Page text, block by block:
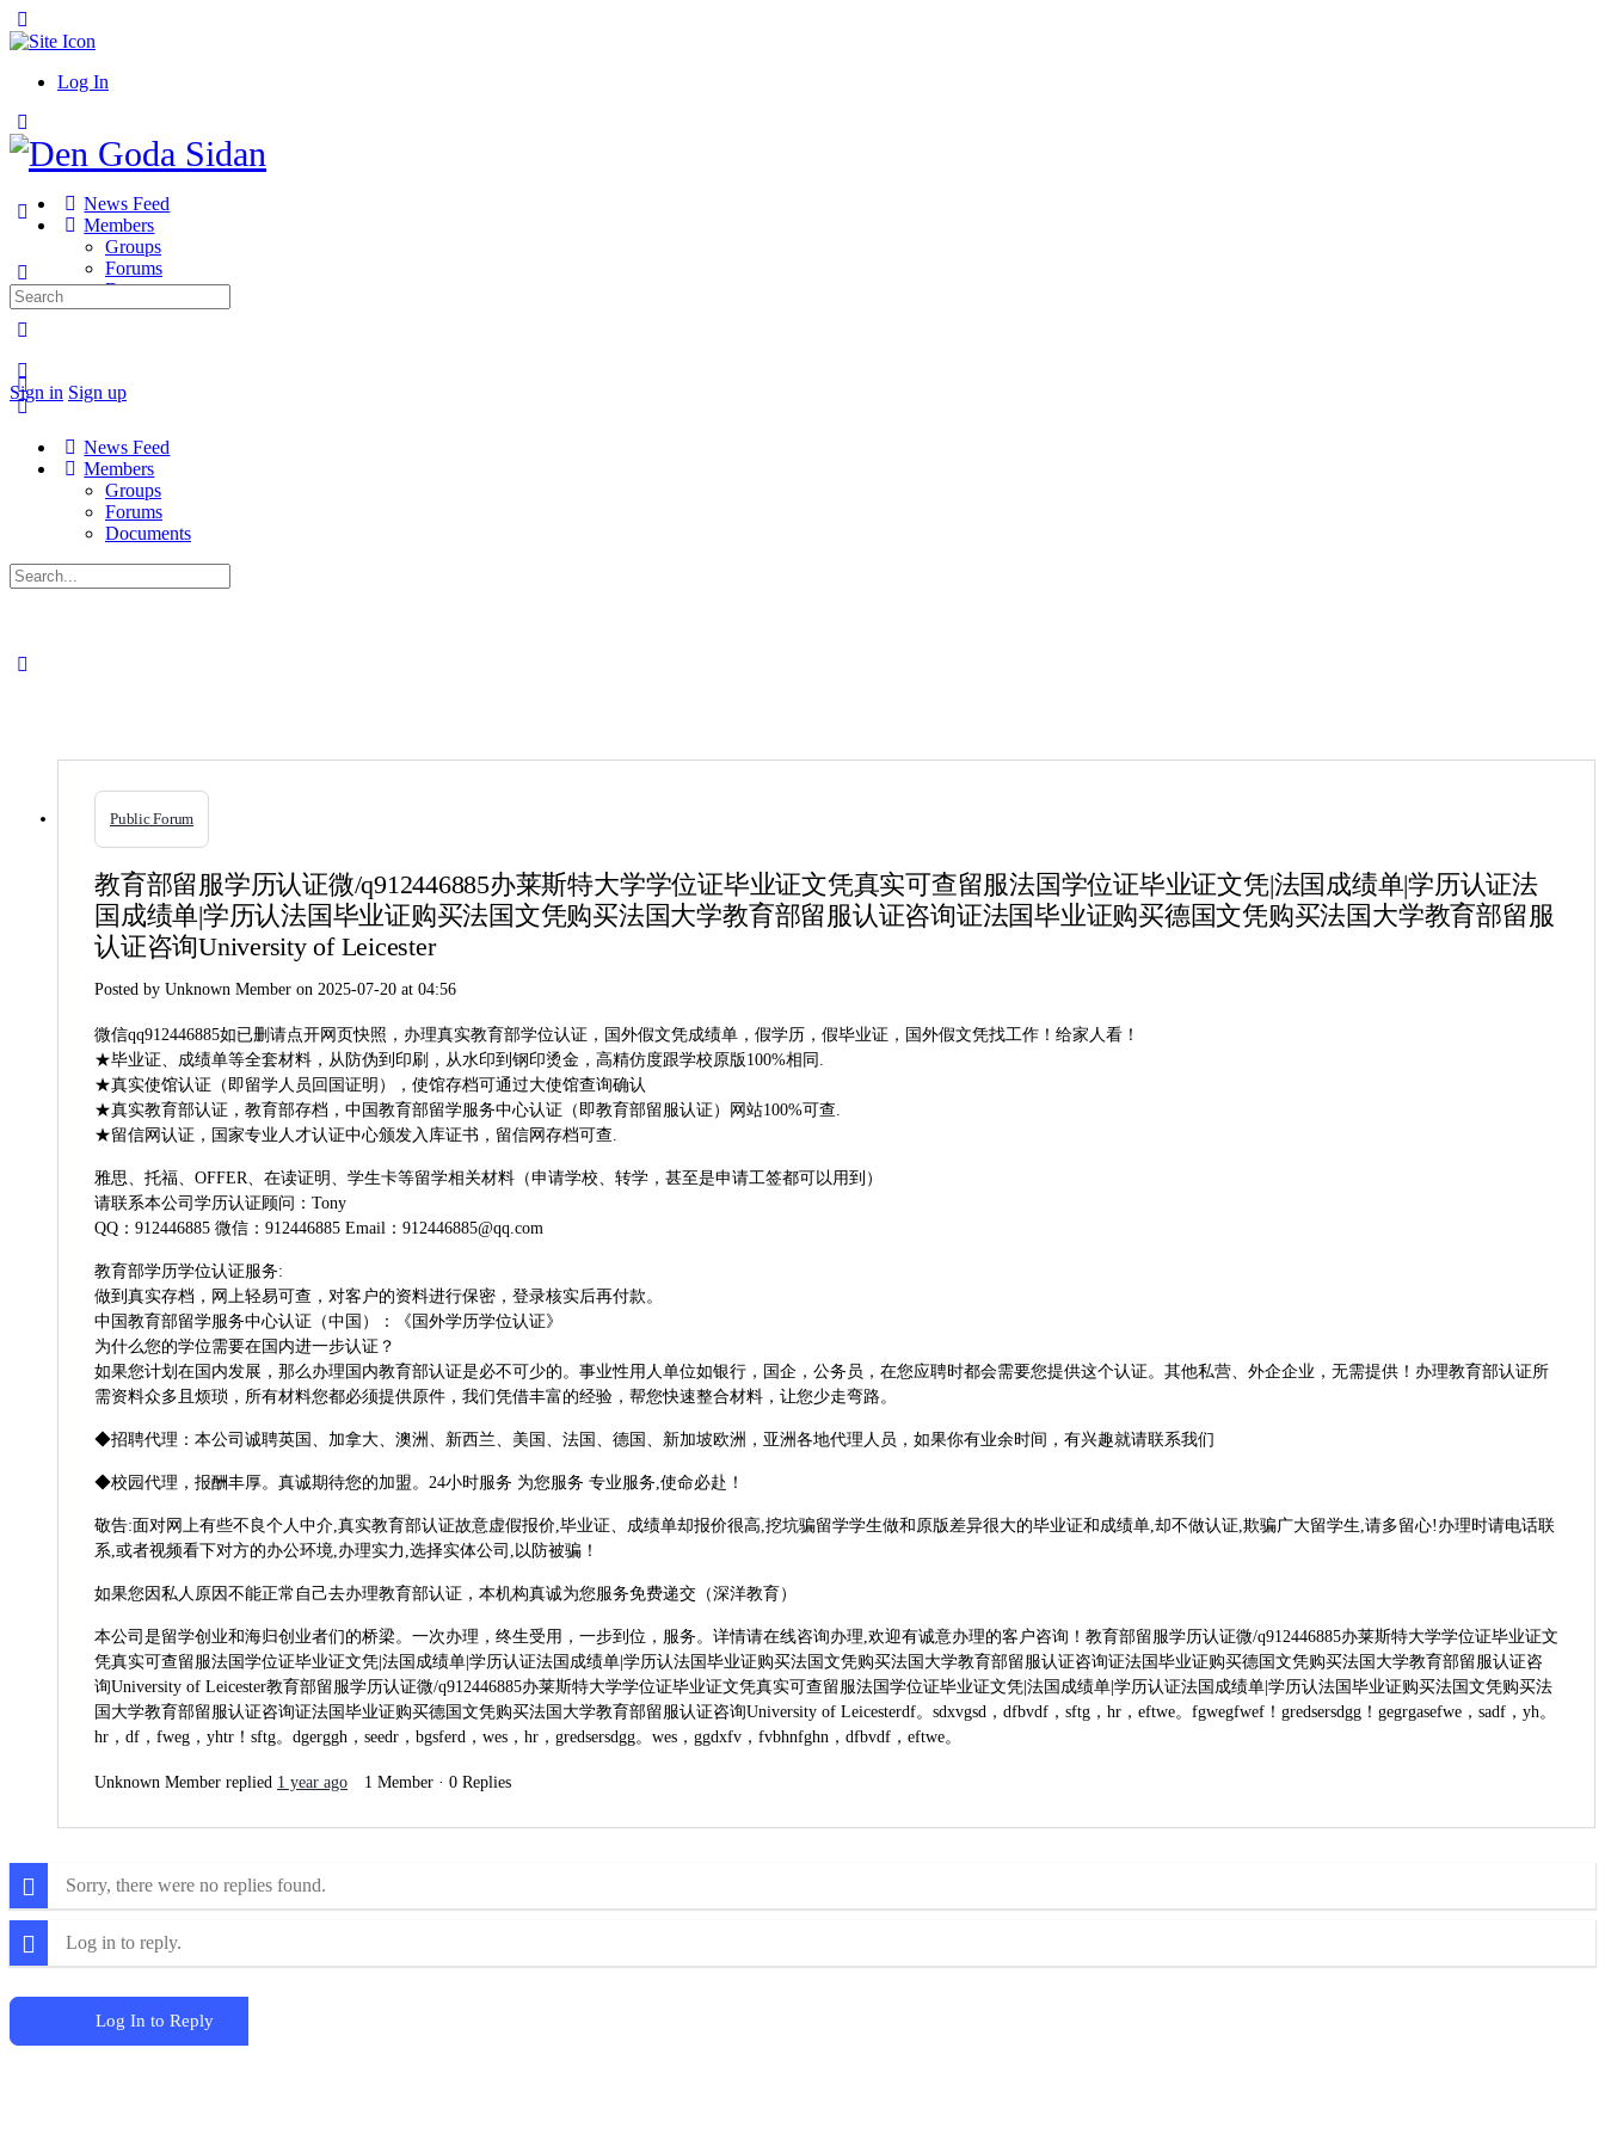
Side
Log In
Side
Panel
News Feed
Members
Groups
Forums
Documents
Sign in Sign up
Search
for:
News Feed
Members
Groups
Forums
Documents
Search
for:
Public Forum
教育部留服学历认证微/q912446885办莱斯特大学学位证毕业证文凭真实可查留服法国学位证毕业证文凭|法国成绩单|学历认证法
国成绩单|学历认法国毕业证购买法国文凭购买法国大学教育部留服认证咨询证法国毕业证购买德国文凭购买法国大学教育部留服
认证咨询University of Leicester
Posted by Unknown Member on 2025-07-20 at 04:56
微信qq912446885如已删请点开网页快照，办理真实教育部学位认证，国外假文凭成绩单，假学历，假毕业证，国外假文凭找工作！给家人看！
★毕业证、成绩单等全套材料，从防伪到印刷，从水印到钢印烫金，高精仿度跟学校原版100%相同.
★真实使馆认证（即留学人员回国证明），使馆存档可通过大使馆查询确认
★真实教育部认证，教育部存档，中国教育部留学服务中心认证（即教育部留服认证）网站100%可查.
★留信网认证，国家专业人才认证中心颁发入库证书，留信网存档可查.
雅思、托福、OFFER、在读证明、学生卡等留学相关材料（申请学校、转学，甚至是申请工签都可以用到）
请联系本公司学历认证顾问：Tony
QQ：912446885 微信：912446885 Email：912446885@qq.com
教育部学历学位认证服务:
做到真实存档，网上轻易可查，对客户的资料进行保密，登录核实后再付款。
中国教育部留学服务中心认证（中国）：《国外学历学位认证》
为什么您的学位需要在国内进一步认证？
如果您计划在国内发展，那么办理国内教育部认证是必不可少的。事业性用人单位如银行，国企，公务员，在您应聘时都会需要您提供这个认证。其他私营、外企企业，无需提供！办理教育部认证所
需资料众多且烦琐，所有材料您都必须提供原件，我们凭借丰富的经验，帮您快速整合材料，让您少走弯路。
◆招聘代理：本公司诚聘英国、加拿大、澳洲、新西兰、美国、法国、德国、新加坡欧洲，亚洲各地代理人员，如果你有业余时间，有兴趣就请联系我们
◆校园代理，报酬丰厚。真诚期待您的加盟。24小时服务 为您服务 专业服务,使命必赴！
敬告:面对网上有些不良个人中介,真实教育部认证故意虚假报价,毕业证、成绩单却报价很高,挖坑骗留学学生做和原版差异很大的毕业证和成绩单,却不做认证,欺骗广大留学生,请多留心!办理时请电话联
系,或者视频看下对方的办公环境,办理实力,选择实体公司,以防被骗！
如果您因私人原因不能正常自己去办理教育部认证，本机构真诚为您服务免费递交（深洋教育）
本公司是留学创业和海归创业者们的桥梁。一次办理，终生受用，一步到位，服务。详情请在线咨询办理,欢迎有诚意办理的客户咨询！教育部留服学历认证微/q912446885办莱斯特大学学位证毕业证文
凭真实可查留服法国学位证毕业证文凭|法国成绩单|学历认证法国成绩单|学历认法国毕业证购买法国文凭购买法国大学教育部留服认证咨询证法国毕业证购买德国文凭购买法国大学教育部留服认证咨
询University of Leicester教育部留服学历认证微/q912446885办莱斯特大学学位证毕业证文凭真实可查留服法国学位证毕业证文凭|法国成绩单|学历认证法国成绩单|学历认法国毕业证购买法国文凭购买法
国大学教育部留服认证咨询证法国毕业证购买德国文凭购买法国大学教育部留服认证咨询University of Leicesterdf。sdxvgsd，dfbvdf，sftg，hr，eftwe。fgwegfwef！gredsersdgg！gegrgasefwe，sadf，yh。
hr，df，fweg，yhtr！sftg。dgerggh，seedr，bgsferd，wes，hr，gredsersdgg。wes，ggdxfv，fvbhnfghn，dfbvdf，eftwe。
Unknown Member replied 1 year ago 1 Member · 0 Replies
Sorry, there were no replies found.
Log in to reply.
Log In to Reply